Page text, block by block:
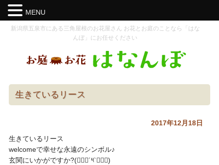
新潟県五泉市にある三角屋根のお花屋さん お花とお庭のことなら「はな
んぼ」にお任せください
生きているリース
2017年12月18日
生きているリース
welcomeで幸せな永遠のシンボル♪
玄関にいかがですか?(๑⃙⃘´༥`๑⃙⃘)
MENU